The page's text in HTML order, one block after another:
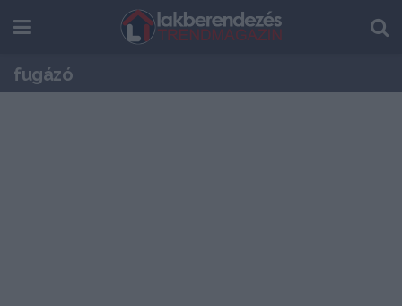
fugázó